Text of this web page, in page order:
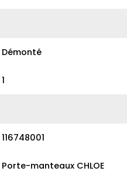
Démonté
1
116748001
Porte-manteaux CHLOE